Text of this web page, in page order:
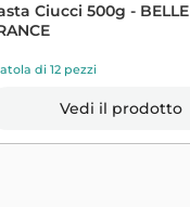
Ciucci 500g - BELLE
di 12 pezzi
Vedi il prodotto